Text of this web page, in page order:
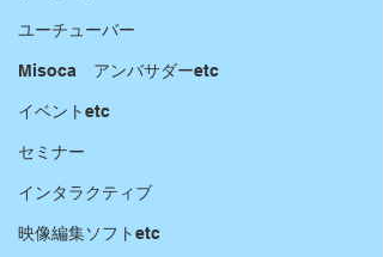
ユーチューバー
Misoca アンバサダーetc
イベントetc
セミナー
インタラクティブ
映像編集ソフトetc